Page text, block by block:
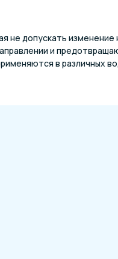
не допускать изменение
и
в различных